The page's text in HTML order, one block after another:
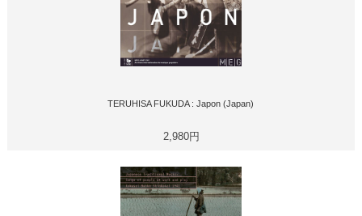
TERUHISA FUKUDA : Japon (Japan)
2,980円